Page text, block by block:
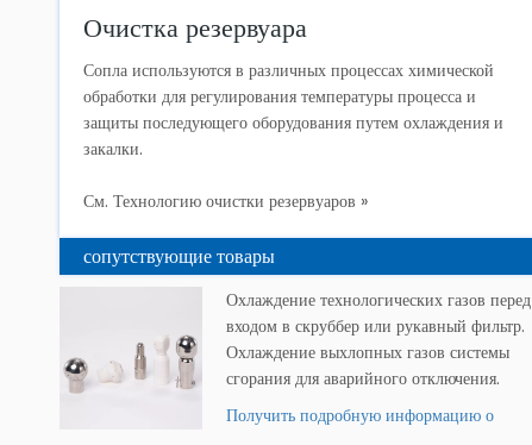
Очистка резервуара
Сопла используются в различных процессах химической
обработки для регулирования температуры процесса и
защиты последующего оборудования путем охлаждения и
закалки.
См. Технологию очистки резервуаров »
сопутствующие товары
Охлаждение технологических газов перед
входом в скруббер или рукавный фильтр.
Охлаждение выхлопных газов системы
сгорания для аварийного отключения.
Получить подробную информацию о